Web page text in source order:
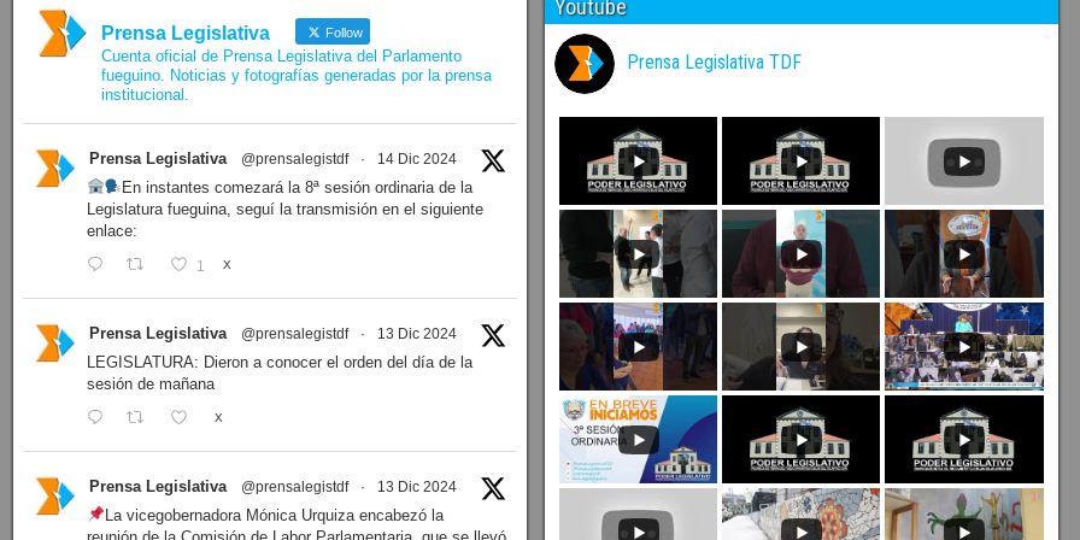
Prensa Legislativa Follow
Cuenta oficial de Prensa Legislativa del Parlamento
fueguino. Noticias y fotografías generadas por la prensa
institucional.
Prensa Legislativa @prensalegistdf · 14 Dic 2024
En instantes comezará la 8ª sesión ordinaria de la
Legislatura fueguina, seguí la transmisión en el siguiente
enlace:
1 X
Prensa Legislativa @prensalegistdf · 13 Dic 2024
LEGISLATURA: Dieron a conocer el orden del día de la
sesión de mañana
X
Prensa Legislativa @prensalegistdf · 13 Dic 2024
La vicegobernadora Mónica Urquiza encabezó la
Youtube
Prensa Legislativa TDF